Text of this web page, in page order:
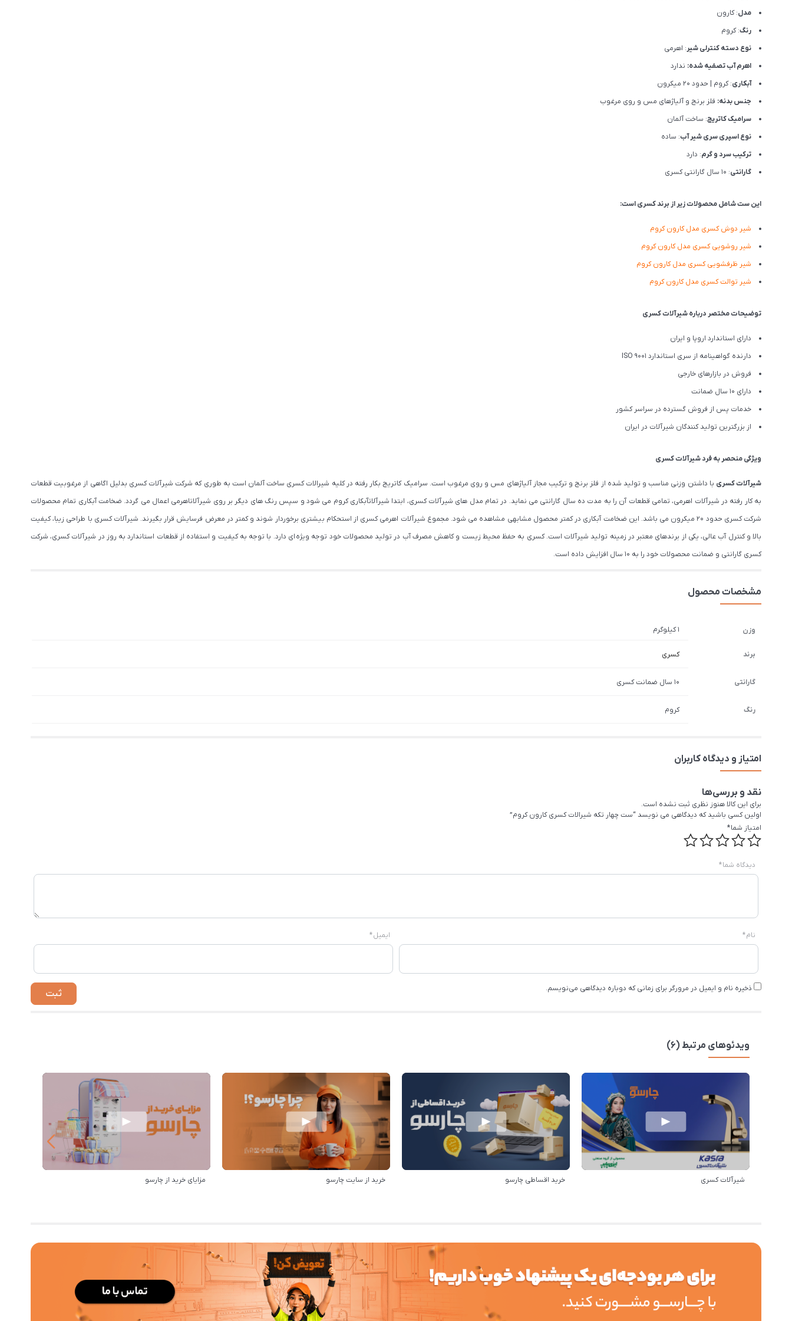
مدل: کارون
رنگ: کروم
نوع دسته کنترلی شیر: اهرمی
اهرم آب تصفیه شده: ندارد
آبکاری: کروم | حدود 20 میکرون
جنس بدنه: فلز برنج و آلیاژهای مس و روی مرغوب
سرامیک کاتریج: ساخت آلمان
نوع اسپری سری شیر آب: ساده
ترکیب سرد و گرم: دارد
گارانتی: 10 سال گارانتی کسری
این ست شامل محصولات زیر از برند کسری است:
شیر دوش کسری مدل کارون کروم
شیر روشویی کسری مدل کارون کروم
شیر ظرفشویی کسری مدل کارون کروم
شیر توالت کسری مدل کارون کروم
توضیحات مختصر درباره شیرآلات کسری
دارای استاندارد اروپا و ایران
دارنده گواهینامه از سری استاندارد ISO 9001
فروش در بازارهای خارجی
دارای 10 سال ضمانت
خدمات پس از فروش گسترده در سراسر کشور
از بزرگترین تولید کنندگان شیرآلات در ایران
ویژگی منحصر به فرد شیرآلات کسری
شیرآلات کسری با داشتن وزنی مناسب و تولید شده از فلز برنج و ترکیب مجاز آلیاژهای مس و روی مرغوب است. سرامیک کاتریج بکار رفته در کلیه شیرالات کسری ساخت آلمان است به طوری که شرکت شیرآلات کسری بدلیل اگاهی از مرغوبیت قطعات
به کار رفته در شیرآلات اهرمی، تمامی قطعات آن را به مدت ده سال گارانتی می نماید. در تمام مدل های شیرآلات کسری، ابتدا شیرآلاتآبکاری کروم می شود و سپس رنگ های دیگر بر روی شیرآلاتاهرمی اعمال می گردد. ضخامت آبکاری تمام محصولات
شرکت کسری حدود ۲۰ میکرون می باشد. این ضخامت آبکاری در کمتر محصول مشابهی مشاهده می شود. مجموع شیرآلات اهرمی کسری از استحکام بیشتری برخوردار شوند و کمتر در معرض فرسایش قرار بگیرند. شیرآلات کسری با طراحی زیبا، کیفیت
بالا و کنترل آب عالی، یکی از برندهای معتبر در زمینه تولید شیرآلات است. کسری به حفظ محیط زیست و کاهش مصرف آب در تولید محصولات خود توجه ویژه ای دارد. با توجه به کیفیت و استفاده از قطعات استاندارد به روز در شیرآلات کسری، شرکت
کسری گارانتی و ضمانت محصولات خود را به 10 سال افزایش داده است.
مشخصات محصول
وزن 1 کیلوگرم
برند کسری
گارانتی 10 سال ضمانت کسری
رنگ کروم
امتیاز و دیدگاه کاربران
نقد و بررسی‌ها
برای این کالا هنوز نظری ثبت نشده است.
اولین کسی باشید که دیدگاهی می نویسد “ست چهار تکه شیرالات کسری کارون کروم”
امتیاز شما*
دیدگاه شما*
نام* ایمیل*
ذخیره نام و ایمیل در مرورگر برای زمانی که دوباره دیدگاهی می‌نویسم.
ویدئوهای مرتبط (6)
شیرآلات کسری خرید اقساطی چارسو خرید از سایت چارسو مزایای خرید از چارسو